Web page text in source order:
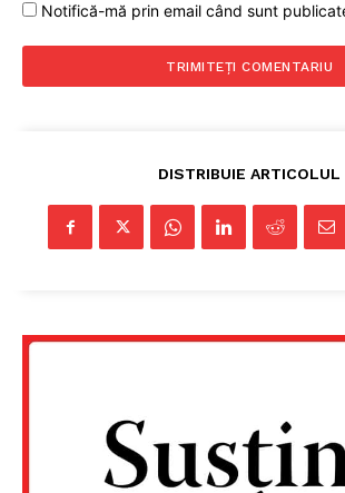
Notifică-mă prin email când sunt
DISTRIBUIE ARTICOLUL